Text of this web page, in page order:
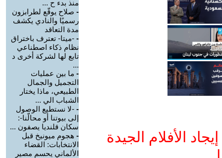
الأفلام الجيدة
منذ بدء ح ...
- صلاح يوقّع لطرابزون
رسميًا والنادي يكشف
مدة التعاقد
- -ميتا- تعترف باختراق
نظام ذكاء اصطناعي
تابع لها لشركة أخرى د
...
- ما بين عمليات
التجميل والجمال
الطبيعي، ماذا يختار
الشباب الي ...
- -لا نستطيع الوصول
إلى بيوتنا أو محالّنا-:
سكان قلنديا يصفون ...
- هجوم ميونيخ قبل
الانتخابات: القضاء
الألماني يحسم مصير